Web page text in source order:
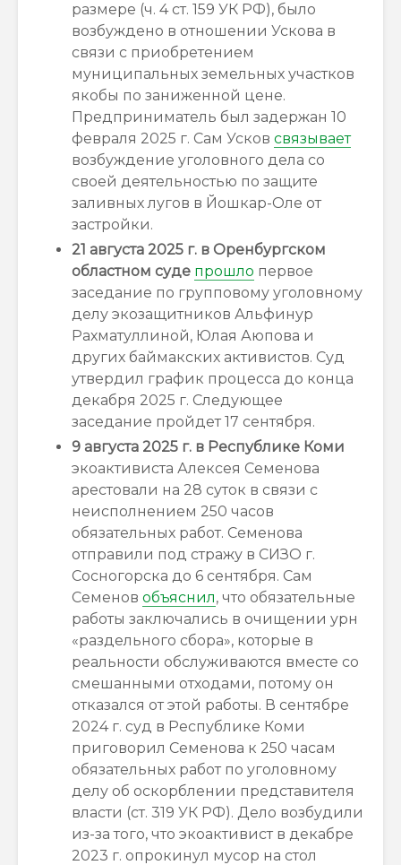
размере (ч. 4 ст. 159 УК РФ), было
возбуждено в отношении Ускова в
связи с приобретением
муниципальных земельных участков
якобы по заниженной цене.
Предприниматель был задержан 10
февраля 2025 г. Сам Усков связывает
возбуждение уголовного дела со
своей деятельностью по защите
заливных лугов в Йошкар-Оле от
застройки.
21 августа 2025 г. в Оренбургском
областном суде прошло первое
заседание по групповому уголовному
делу экозащитников Альфинур
Рахматуллиной, Юлая Аюпова и
других баймакских активистов. Суд
утвердил график процесса до конца
декабря 2025 г. Следующее
заседание пройдет 17 сентября.
9 августа 2025 г. в Республике Коми
экоактивиста Алексея Семенова
арестовали на 28 суток в связи с
неисполнением 250 часов
обязательных работ. Семенова
отправили под стражу в СИЗО г.
Сосногорска до 6 сентября. Сам
Семенов объяснил, что обязательные
работы заключались в очищении урн
«раздельного сбора», которые в
реальности обслуживаются вместе со
смешанными отходами, потому он
отказался от этой работы. В сентябре
2024 г. суд в Республике Коми
приговорил Семенова к 250 часам
обязательных работ по уголовному
делу об оскорблении представителя
власти (ст. 319 УК РФ). Дело возбудили
из-за того, что экоактивист в декабре
2023 г. опрокинул мусор на стол